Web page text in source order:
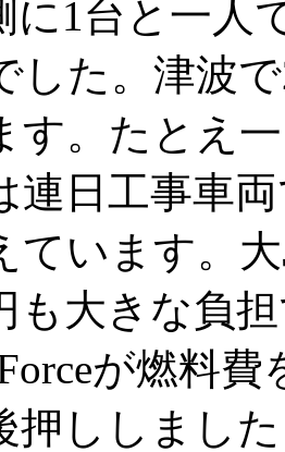
に1台と一
した。津波
す。たとえ
連日工事車
ています。
も大きな負
が燃料
押ししまし